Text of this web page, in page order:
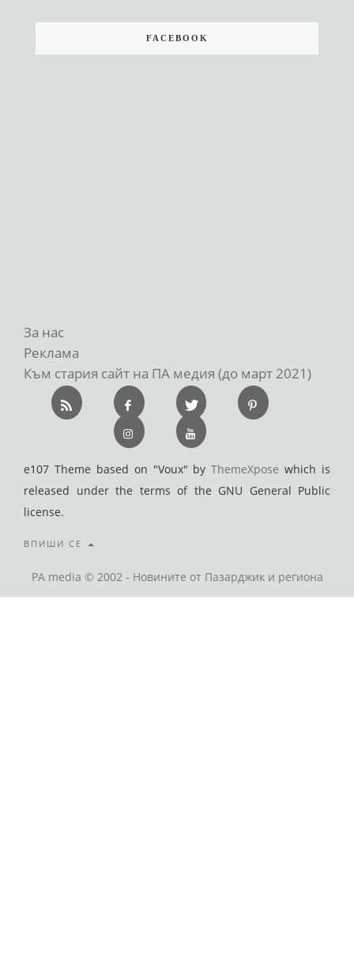
FACEBOOK
За нас
Реклама
Към стария сайт на ПА медия (до март 2021)
e107 Theme based on "Voux" byThemeXpose which is
released under the terms of the GNU General Public
license.
ВПИШИ СЕ
PA media © 2002 - Новините от Пазарджик и региона